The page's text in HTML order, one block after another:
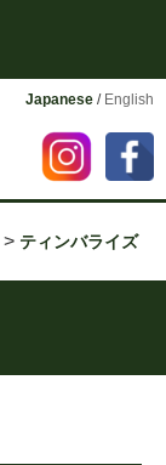
Japanese / English
> ティンバライズ